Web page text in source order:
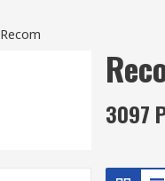
Recom
3097